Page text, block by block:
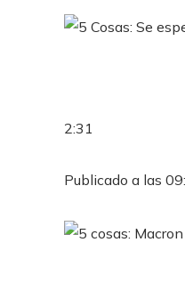
2:31
Publicado a las